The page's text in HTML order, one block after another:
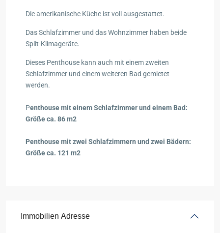
Die amerikanische Küche ist voll ausgestattet.
Das Schlafzimmer und das Wohnzimmer haben beide
Split-Klimageräte.
Dieses Penthouse kann auch mit einem zweiten
Schlafzimmer und einem weiteren Bad gemietet
werden.
Penthouse mit einem Schlafzimmer und einem Bad:
Größe ca. 86 m2
Penthouse mit zwei Schlafzimmern und zwei Bädern:
Größe ca. 121 m2
Immobilien Adresse